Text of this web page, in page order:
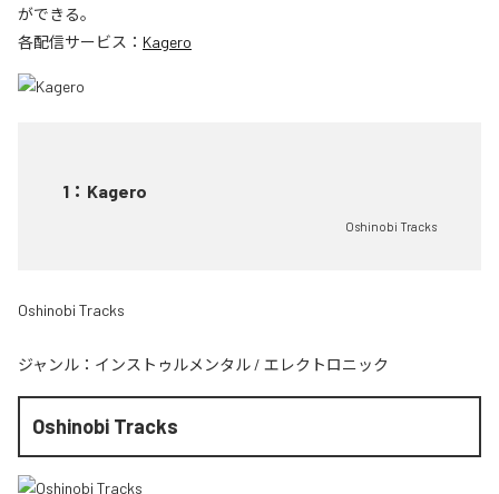
ができる。
各配信サービス： Kagero
1 ： Kagero
Oshinobi Tracks
Oshinobi Tracks
ジャンル： インストゥルメンタル / エレクトロニック
Oshinobi Tracks